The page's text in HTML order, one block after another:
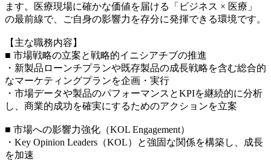
ます。医療現場に確かな価値を届ける「ビジネス × 医療」
の最前線で、ご自身の影響力を存分に発揮できる環境です。
【主な職務内容】
■ 市場戦略の立案と戦略的イニシアチブの推進
・新製品ローンチプランや既存製品の成長戦略を含む総合的
なマーケティングプランを企画・実行
・市場データや製品のパフォーマンスとKPIを継続的に分析
し、商業的成功を確実にするためのアクションを立案
■ 市場への影響力強化（KOL Engagement）
・Key Opinion Leaders（KOL）と強固な関係を構築し、成長
を加速